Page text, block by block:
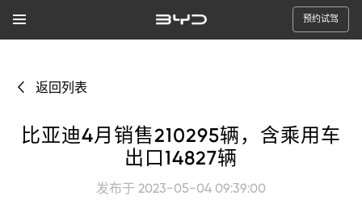
预约试驾
返回列表
比亚迪4月销售210295辆，含乘用车
出口14827辆
发布于 2023-05-04 09:39:00